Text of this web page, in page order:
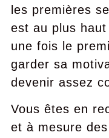
les premières
est au plus
une fois le
garder sa
devenir assez
Vous êtes en
et à mesure